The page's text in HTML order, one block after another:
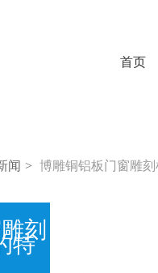
首页
闻 博雕铜铝板门窗雕
刻
特